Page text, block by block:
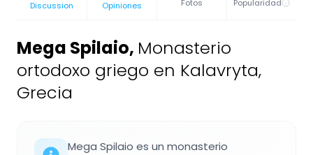
Discussion Opiniones Fotos Popularidad
Mega Spilaio, Monasterio
ortodoxo griego en Kalavryta,
Grecia
Mega Spilaio es un monasterio